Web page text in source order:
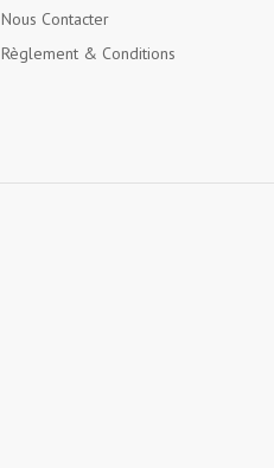
Nous Contacter
Règlement & Conditions